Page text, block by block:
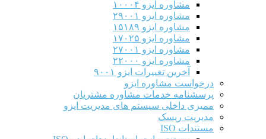
مشاوره ایزو ۱۰۰۰۴
مشاوره ایزو ۲۹۰۰۱
مشاوره ایزو ۱۵۱۸۹
مشاوره ایزو ۱۷۰۲۵
مشاوره ایزو ۲۷۰۰۱
مشاوره ایزو ۲۲۰۰۰
آخرین تغییرات ایزو ۹۰۰۱
درخواست مشاوره ایزو
پرسشنامه خدمات مشاوره مشتریان
ممیزی داخلی سیستم های مدیریت ایزو
مدیریت ریسک
مستندات ISO